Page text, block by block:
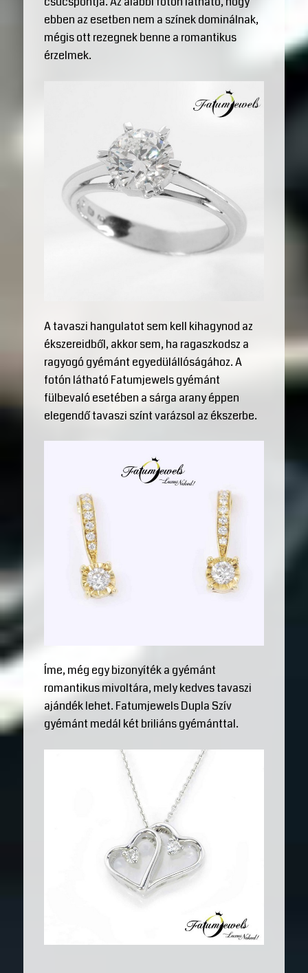
ebben az esetben nem a színek dominálnak,
mégis ott rezegnek benne a romantikus
érzelmek.
A tavaszi hangulatot sem kell kihagynod az
ékszereidből, akkor sem, ha ragaszkodsz a
ragyogó gyémánt egyedülállóságához. A
fotón látható Fatumjewels gyémánt
fülbevaló esetében a sárga arany éppen
elegendő tavaszi színt varázsol az ékszerbe.
Íme, még egy bizonyíték a gyémánt
romantikus mivoltára, mely kedves tavaszi
ajándék lehet. Fatumjewels Dupla Szív
gyémánt medál két briliáns gyémánttal.